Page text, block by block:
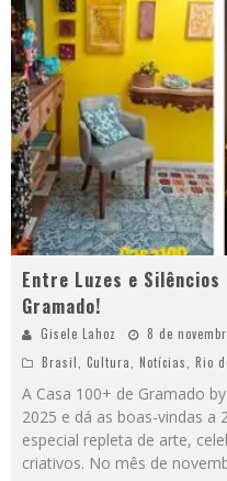
Entre Luzes e
Gramado!
Gisele Lahoz
8 de
Brasil, Cultura, Notícias, Rio
A Casa 100+ de Gramado
2025 e dá as boas-vindas
especial repleta de arte,
criativos. No mês de